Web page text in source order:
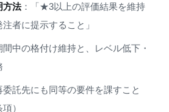
方法：「★3以上の評価結果を維持
者に提示すること」
間中の格付け維持と、レベル低下・
委託先にも同等の要件を課すこと
）